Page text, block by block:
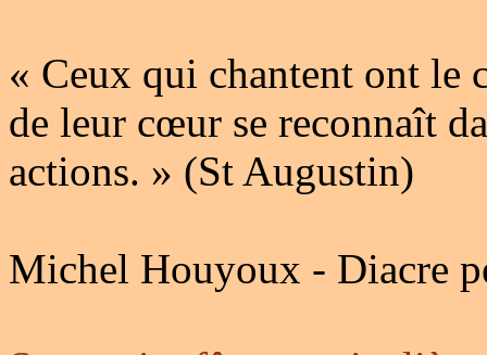
« Ceux qui chantent ont le
de leur cœur se reconnaît
actions. » (St Augustin)
Michel Houyoux - Diacre